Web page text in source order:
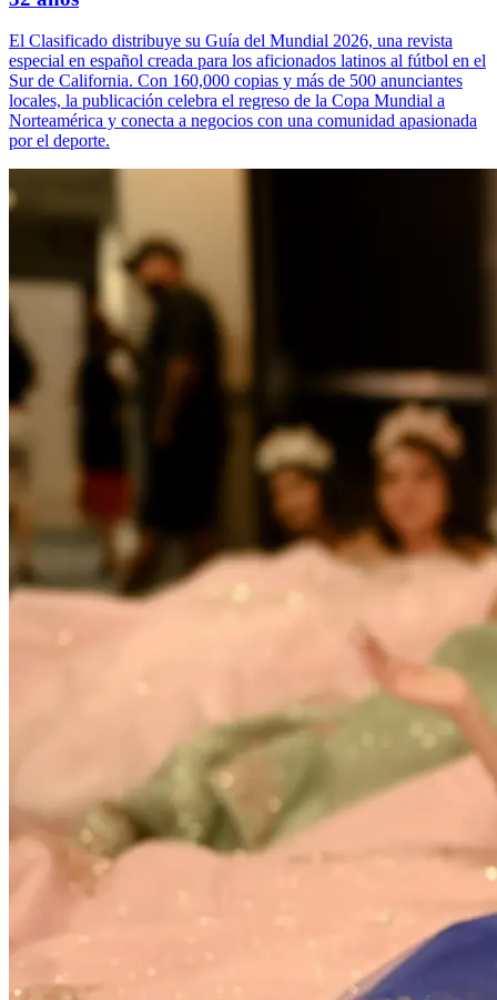
El Clasificado distribuye su Guía del Mundial 2026, una revista
especial en español creada para los aficionados latinos al fútbol en el
Sur de California. Con 160,000 copias y más de 500 anunciantes
locales, la publicación celebra el regreso de la Copa Mundial a
Norteamérica y conecta a negocios con una comunidad apasionada
por el deporte.